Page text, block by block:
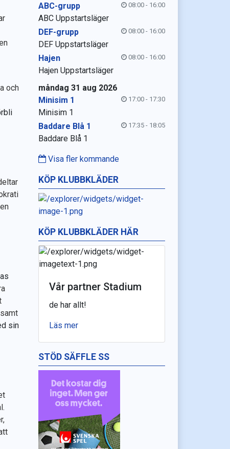
och
sin
ABC-grupp
08:00 - 16:00
ABC Uppstartsläger
DEF-grupp
08:00 - 16:00
DEF Uppstartsläger
Hajen
08:00 - 16:00
Hajen Uppstartsläger
måndag 31 aug 2026
Minisim 1
17:00 - 17:30
Minisim 1
Baddare Blå 1
17:35 - 18:05
Baddare Blå 1
Visa fler kommande
KÖP KLUBBKLÄDER
KÖP KLUBBKLÄDER HÄR
Vår partner Stadium
de har allt!
Läs mer
STÖD SÄFFLE SS